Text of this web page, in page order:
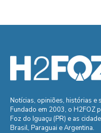
Notícias, opiniões, histórias e
Fundado em 2003, o H2FOZ
Foz do Iguaçu (PR) e as
Brasil, Paraguai e Argentina.